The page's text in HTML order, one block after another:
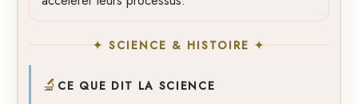
✦ SCIENCE & HISTOIRE ✦
🔬 CE QUE DIT LA SCIENCE